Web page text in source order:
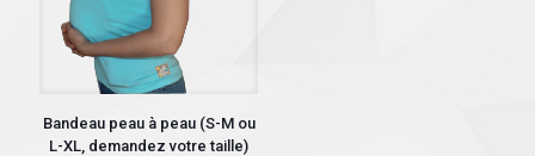
Bandeau peau à peau (S-M ou
L-XL, demandez votre taille)